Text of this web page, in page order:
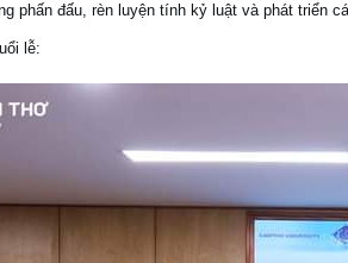
phấn đấu, rèn luyện tính kỷ luật và phát triển
lễ: